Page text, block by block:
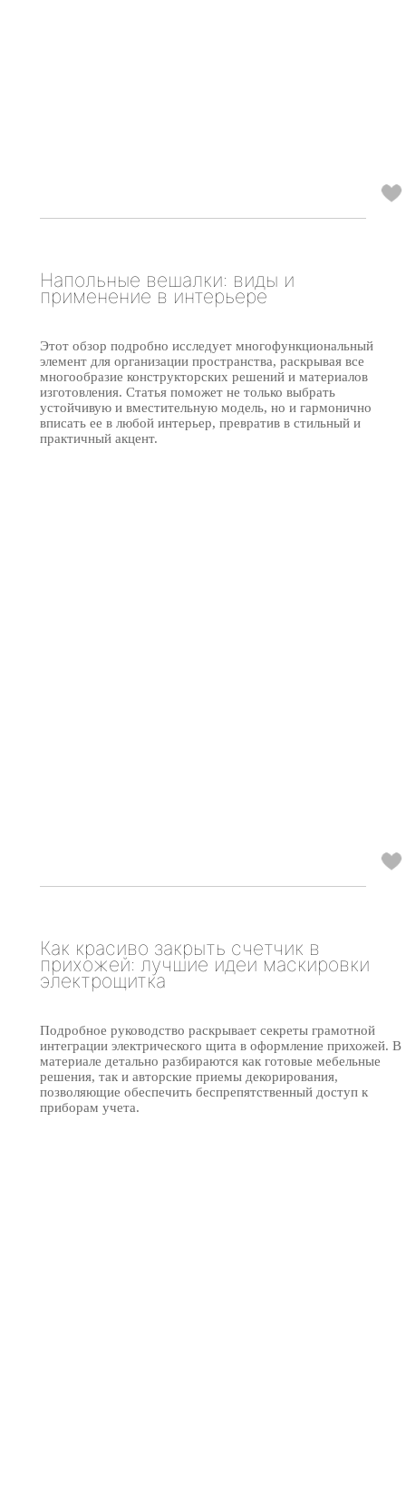
Напольные вешалки: виды и
применение в интерьере
Этот обзор подробно исследует многофункциональный
элемент для организации пространства, раскрывая все
многообразие конструкторских решений и материалов
изготовления. Статья поможет не только выбрать
устойчивую и вместительную модель, но и гармонично
вписать ее в любой интерьер, превратив в стильный и
практичный акцент.
Как красиво закрыть счетчик в
прихожей: лучшие идеи маскировки
электрощитка
Подробное руководство раскрывает секреты грамотной
интеграции электрического щита в оформление прихожей. В
материале детально разбираются как готовые мебельные
решения, так и авторские приемы декорирования,
позволяющие обеспечить беспрепятственный доступ к
приборам учета.